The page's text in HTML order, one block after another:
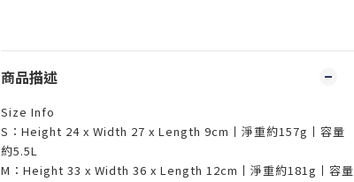
商品描述
Size Info
S：Height 24 x Width 27 x Length 9cm丨淨重約157g丨容量
約5.5L
M：Height 33 x Width 36 x Length 12cm丨淨重約181g丨容量